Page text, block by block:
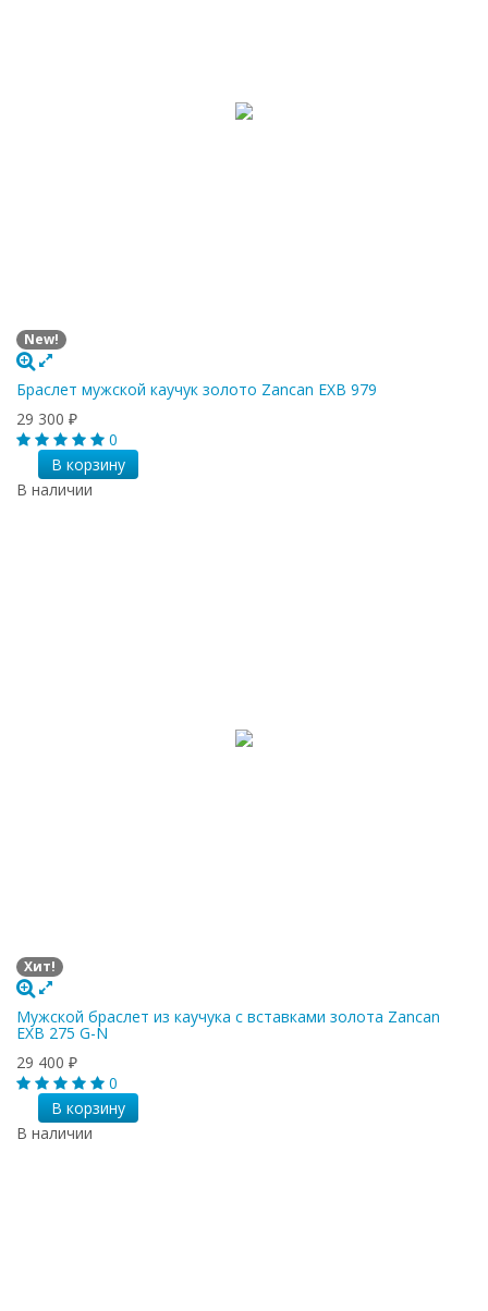
New!
Браслет мужской каучук золото Zancan EXB 979
29 300 ₽
0
В корзину
В наличии
Хит!
Мужской браслет из каучука с вставками золота Zancan
EXB 275 G-N
29 400 ₽
0
В корзину
В наличии